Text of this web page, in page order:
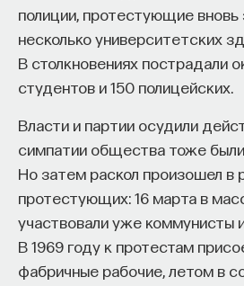
полиции, протестующие вновь
несколько университетских
В столкновениях пострадали
студентов и 150 полицейских.
Власти и партии осудили
симпатии общества тоже были
Но затем раскол произошел в
протестующих: 16 марта в
участвовали уже коммунисты
В 1969 году к протестам
фабричные рабочие, летом в